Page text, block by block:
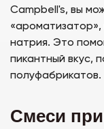
Campbell's, вы
натрия. Это
пикантный вкус,
полуфабрикатов.
Смеси